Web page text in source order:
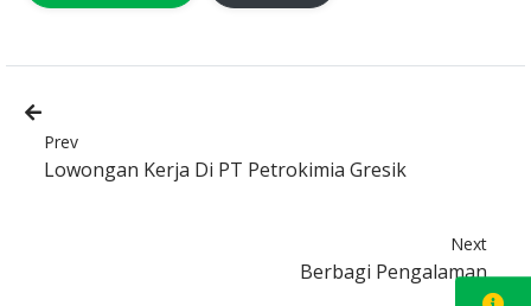
Prev
Lowongan Kerja Di PT Petrokimia Gresik
Next
Berbagi Pengalaman